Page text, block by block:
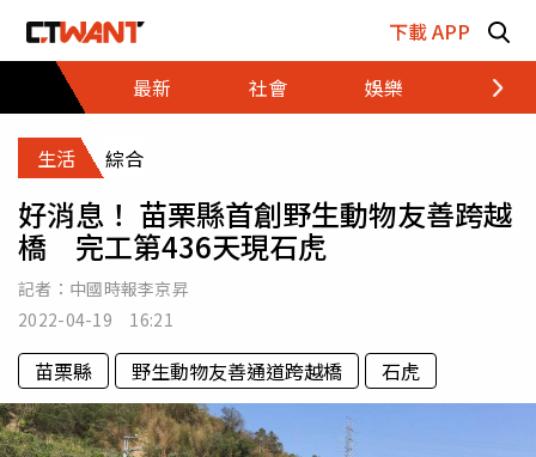
下載 APP
最新
社會 娛樂 財經
生活 綜合
好消息！ 苗栗縣首創野生動物友善跨越
橋 完工第436天現石虎
記者： 中國時報李京昇
2022-04-19 16:21
苗栗縣 野生動物友善通道跨越橋 石虎